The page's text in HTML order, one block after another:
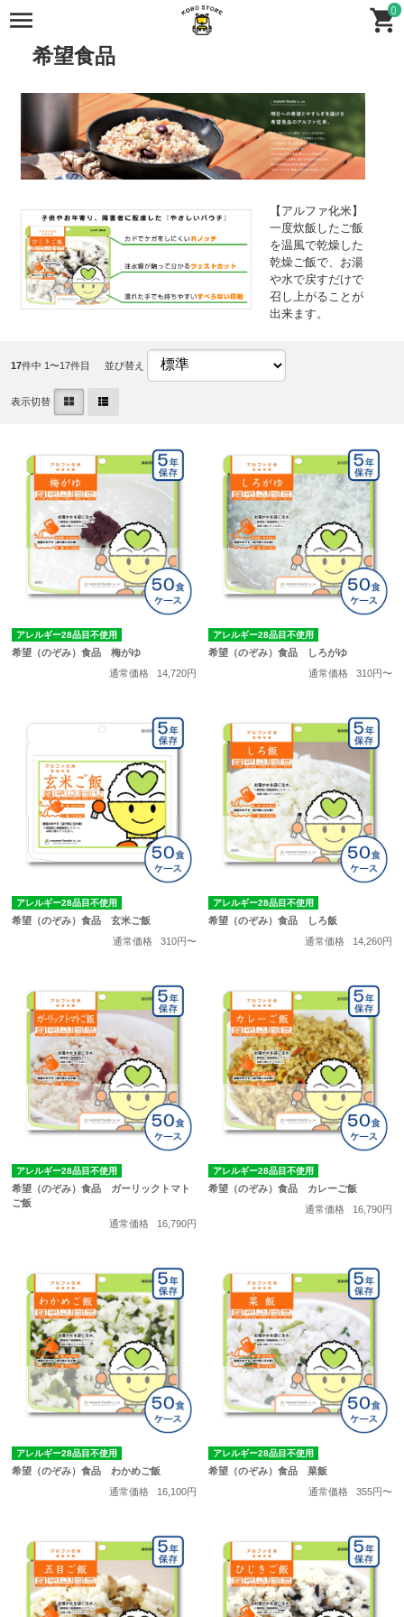
0
全商品
希望食品
【アルファ化米】
一度炊飯したご飯
を温風で乾燥した
乾燥ご飯で、お湯
や水で戻すだけで
召し上がることが
出来ます。
17件中 1〜17件目 並び替え
表示切替
アレルギー28品目不使用
希望（のぞみ）食品 梅がゆ
通常価格
14,720円
アレルギー28品目不使用
希望（のぞみ）食品 しろがゆ
通常価格
310円〜
アレルギー28品目不使用
希望（のぞみ）食品 玄米ご飯
通常価格
310円〜
アレルギー28品目不使用
希望（のぞみ）食品 しろ飯
通常価格
14,260円
アレルギー28品目不使用
希望（のぞみ）食品 ガーリックトマト
ご飯
通常価格
16,790円
アレルギー28品目不使用
希望（のぞみ）食品 カレーご飯
通常価格
16,790円
アレルギー28品目不使用
希望（のぞみ）食品 わかめご飯
通常価格
16,100円
アレルギー28品目不使用
希望（のぞみ）食品 菜飯
通常価格
355円〜